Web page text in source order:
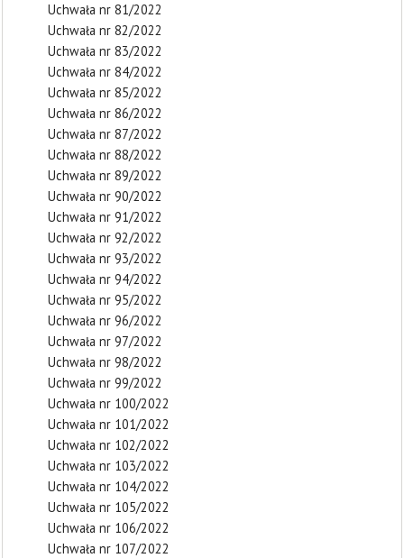
Uchwała nr 81/2022
Uchwała nr 82/2022
Uchwała nr 83/2022
Uchwała nr 84/2022
Uchwała nr 85/2022
Uchwała nr 86/2022
Uchwała nr 87/2022
Uchwała nr 88/2022
Uchwała nr 89/2022
Uchwała nr 90/2022
Uchwała nr 91/2022
Uchwała nr 92/2022
Uchwała nr 93/2022
Uchwała nr 94/2022
Uchwała nr 95/2022
Uchwała nr 96/2022
Uchwała nr 97/2022
Uchwała nr 98/2022
Uchwała nr 99/2022
Uchwała nr 100/2022
Uchwała nr 101/2022
Uchwała nr 102/2022
Uchwała nr 103/2022
Uchwała nr 104/2022
Uchwała nr 105/2022
Uchwała nr 106/2022
Uchwała nr 107/2022